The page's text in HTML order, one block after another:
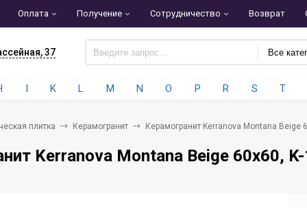
Оплата Получение Сотрудничество Возврат
37 Все
I K L M N O P R S T
плитка Керамогранит Керамогранит Kerranova Montana Beige
Kerranova Montana Beige 60x60,